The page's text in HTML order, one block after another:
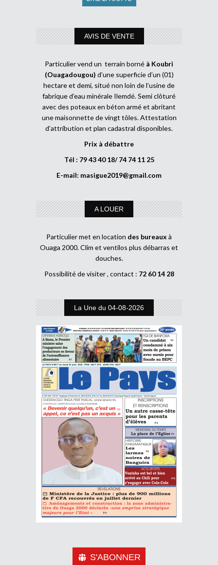
AVIS DE VENTE
Particulier vend un terrain borné à Koubri
(Ouagadougou) d’une superficie d’un (01)
hectare et demi, situé non loin de l’usine de
fabrique d’eau minérale Ilemdé. Semi clôturé
avec des poteaux en béton armé et abritant
une maisonnette de vingt tôles. Attestation
d’attribution et plan cadastral disponibles.
Prix à débattre
Tél : 79 43 40 18/ 74 74 11 25
E-mail: masigue2019@gmail.com
A LOUER
Particulier met en location des bureaux à
Ouaga 2000. Clim et ventilos plus débarras et
douches.
Possibilité de visiter , contact : 72 60 14 28
La Une du 04-08-2026
S'ABONNER